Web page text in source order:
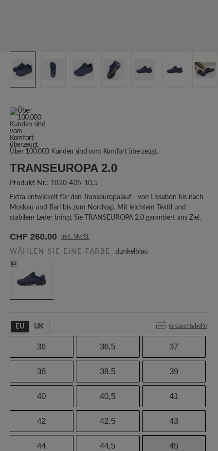
Über 100.000 Kunden sind vom Komfort überzeugt.
TRANSEUROPA 2.0
Produkt-Nr.: 1020-405-10,5
Extra entwickelt für den Transeuropalauf - von Lissabon bis nach
Moskau und Bari bis zum Nordkap. Mit leichtem Textil und
stabilem Leder bringt Sie TRANSEUROPA 2.0 garantiert ans Ziel.
CHF 260.00 inkl. MwSt.
WÄHLEN SIE EINE FARBE dunkelblau
EU UK Grössentabelle
36 36,5 37
38 38.5 39
40 40,5 41
42 42.5 43
44 44,5 45